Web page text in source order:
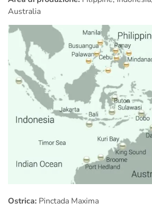
Australia
Ostrica: Pinctada Maxima